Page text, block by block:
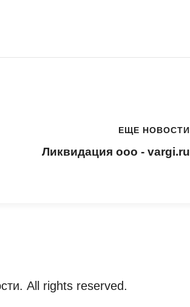
ЕЩЕ НОВОСТИ
Ликвидация ооо - vargi.ru
All rights reserved.